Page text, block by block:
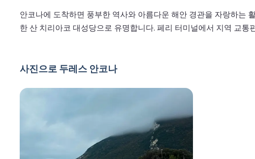
안코나에 도착하면 풍부한 역사와 아름다운 해안 경관을 자랑하는
한 산 치리아코 대성당으로 유명합니다. 페리 터미널에서 지역 교
사진으로 두레스 안코나